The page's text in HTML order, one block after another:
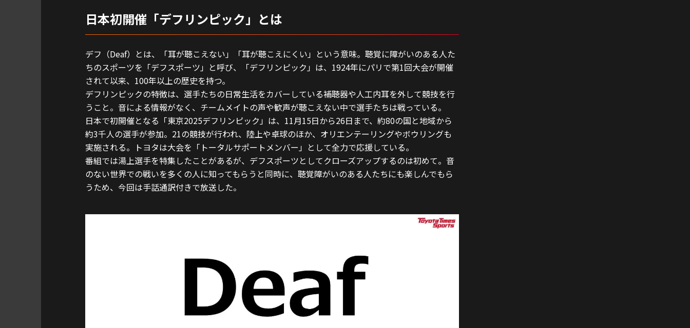
日本初開催「デフリンピック」とは
デフ（Deaf）とは、「耳が聴こえない」「耳が聴こえにくい」という意味。聴覚に障がいのある人た
ちのスポーツを「デフスポーツ」と呼び、「デフリンピック」は、1924年にパリで第1回大会が開催
されて以来、100年以上の歴史を持つ。
デフリンピックの特徴は、選手たちの日常生活をカバーしている補聴器や人工内耳を外して競技を行
うこと。音による情報がなく、チームメイトの声や歓声が聴こえない中で選手たちは戦っている。
日本で初開催となる「東京2025デフリンピック」は、11月15日から26日まで、約80の国と地域から
約3千人の選手が参加。21の競技が行われ、陸上や卓球のほか、オリエンテーリングやボウリングも
実施される。トヨタは大会を「トータルサポートメンバー」として全力で応援している。
番組では湯上選手を特集したことがあるが、デフスポーツとしてクローズアップするのは初めて。音
のない世界での戦いを多くの人に知ってもらうと同時に、聴覚障がいのある人たちにも楽しんでもら
うため、今回は手話通訳付きで放送した。